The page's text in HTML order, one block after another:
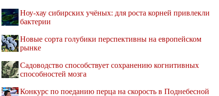
Ноу-хау сибирских учёных: для роста корней привлекли
бактерии
Новые сорта голубики перспективны на европейском
рынке
Садоводство способствует сохранению когнитивных
способностей мозга
Конкурс по поеданию перца на скорость в Поднебесной